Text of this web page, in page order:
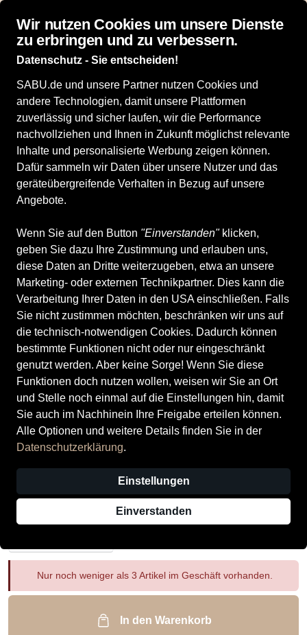
Wir nutzen Cookies um unsere Dienste
zu erbringen und zu verbessern.
Datenschutz - Sie entscheiden!
SABU.de und unsere Partner nutzen Cookies und
andere Technologien, damit unsere Plattformen
zuverlässig und sicher laufen, wir die Performance
nachvollziehen und Ihnen in Zukunft möglichst relevante
Inhalte und personalisierte Werbung zeigen können.
Dafür sammeln wir Daten über unsere Nutzer und das
geräteübergreifende Verhalten in Bezug auf unsere
Angebote.
Wenn Sie auf den Button "Einverstanden"klicken,
geben Sie dazu Ihre Zustimmung und erlauben uns,
diese Daten an Dritte weiterzugeben, etwa an unsere
Marketing- oder externen Technikpartner. Dies kann die
Verarbeitung Ihrer Daten in den USA einschließen. Falls
Sie nicht zustimmen möchten, beschränken wir uns auf
die technisch-notwendigen Cookies. Dadurch können
bestimmte Funktionen nicht oder nur eingeschränkt
genutzt werden. Aber keine Sorge! Wenn Sie diese
Funktionen doch nutzen wollen, weisen wir Sie an Ort
und Stelle noch einmal auf die Einstellungen hin, damit
Sie auch im Nachhinein Ihre Freigabe erteilen können.
Alle Optionen und weitere Details finden Sie in der
Datenschutzerklärung.
Einstellungen
Einverstanden
Lurchi Kinderschuhe Klettschuhe /
Slipper grey
Preis
79,95 €
32
Nur noch weniger als 3 Artikel im Geschäft vorhanden.
In den Warenkorb